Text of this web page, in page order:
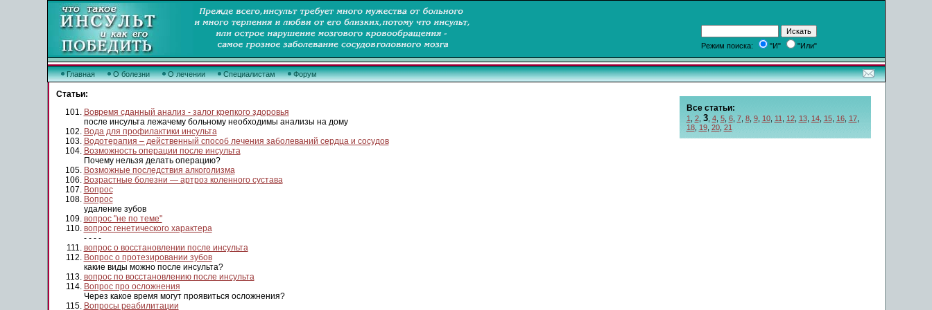
Режим поиска: "И" "Или"
Главная О болезни О лечении Специалистам Форум
Все статьи:
1 2, 3, 4, 5, 6, 7, 8, 9, 10, 11 12, 13, 14, 15, 16, 17,
18, 19, 20, 21
Статьи:
Вовремя сданный анализ - залог крепкого здоровья
после инсульта лежачему больному необходимы анализы на дому
Вода для профилактики инсульта
Водотерапия – действенный способ лечения заболеваний сердца и сосудов
Возможность операции после инсульта
Почему нельзя делать операцию?
Возможные последствия алкоголизма
Возрастные болезни — артроз коленного сустава
Вопрос
Вопрос
удаление зубов
вопрос "не по теме"
вопрос генетического характера
- - - -
вопрос о восстановлении после инсульта
Вопрос о протезировании зубов
какие виды можно после инсульта?
вопрос по восстановлению после инсульта
Вопрос про осложнения
Через какое время могут проявиться осложнения?
Вопросы реабилитации